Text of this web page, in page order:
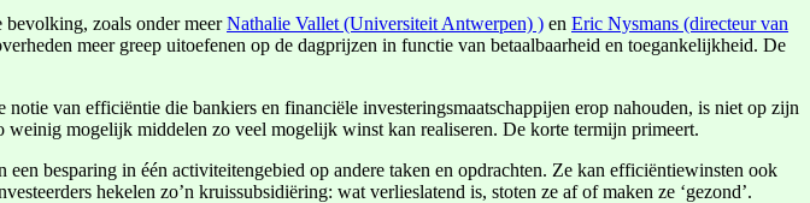
bevolking, zoals onder meerNathalie Vallet (Universiteit Antwerpen) ) en Eric Nysmans (directeur van
meer greep uitoefenen op de dagprijzen in functie van betaalbaarheid en toegankelijkheid. De
van efficiëntie die bankiers en financiële investeringsmaatschappijen erop nahouden, is niet op zijn
mogelijk middelen zo veel mogelijk winst kan realiseren. De korte termijn primeert.
besparing in één activiteitengebied op andere taken en opdrachten. Ze kan efficiëntiewinsten ook
hekelen zo’n kruissubsidiëring: wat verlieslatend is, stoten ze af of maken ze ‘gezond’.